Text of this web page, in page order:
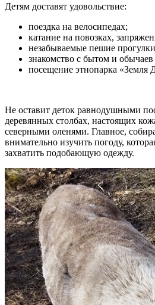
Детям доставят удовольствие:
поездка на велосипедах;
катание на повозках,
незабываемые пешие
знакомство с бытом и обычаев
посещение этнопарка «Земля
Не оставит деток равнодушными
деревянных столбах, настоящих
северными оленями. Главное,
внимательно изучить погоду,
захватить подобающую одежду.